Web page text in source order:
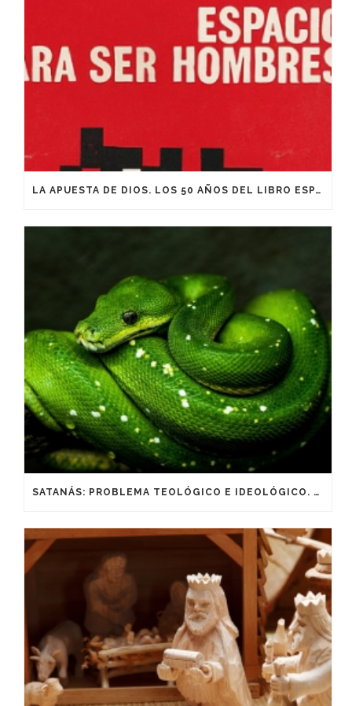
LA APUESTA DE DIOS. LOS 50 AÑOS DEL LIBRO ESPACIO PARA SER HOMBRES: DE JOSÉ MÍGUEZ BONINO. PARTE 1
SATANÁS: PROBLEMA TEOLÓGICO E IDEOLÓGICO. PARTE III